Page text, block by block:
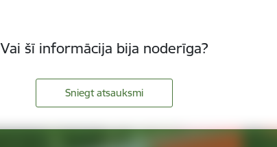
Vai šī informācija bija noderīga?
Sniegt atsauksmi